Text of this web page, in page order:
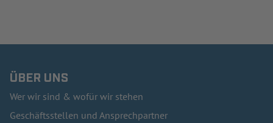
ÜBER UNS
Wer wir sind & wofür wir stehen
Geschäftsstellen und Ansprechpartner